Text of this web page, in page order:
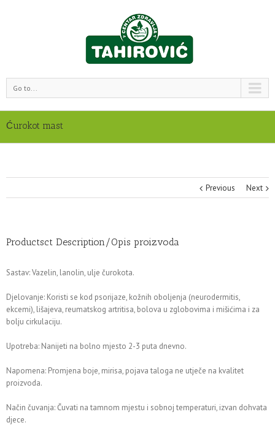
Go to...
Ćurokot mast
Previous Next
Productsct Description/Opis proizvoda
Sastav: Vazelin, lanolin, ulje čurokota.
Djelovanje: Koristi se kod psorijaze, kožnih oboljenja (neurodermitis,
ekcemi), lišajeva, reumatskog artritisa, bolova u zglobovima i mišićima i za
bolju cirkulaciju.
Upotreba: Nanijeti na bolno mjesto 2-3 puta dnevno.
Napomena: Promjena boje, mirisa, pojava taloga ne utječe na kvalitet
proizvoda.
Način čuvanja: Čuvati na tamnom mjestu i sobnoj temperaturi, izvan dohvata
djece.